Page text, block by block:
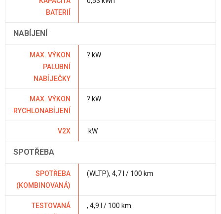
BATERIÍ
NABÍJENÍ
MAX. VÝKON
PALUBNÍ
NABÍJEČKY
? kW
MAX. VÝKON
RYCHLONABÍJENÍ
? kW
V2X kW
SPOTŘEBA
SPOTŘEBA
(KOMBINOVANÁ)
(WLTP), 4,7 l / 100 km
TESTOVANÁ
, 4,9 l / 100 km